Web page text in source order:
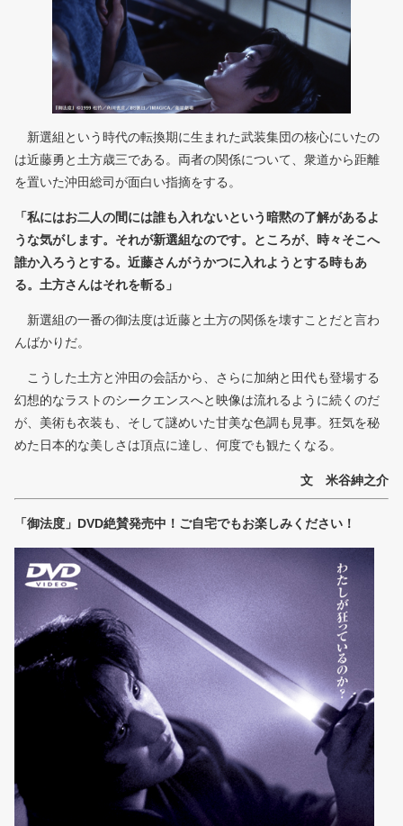
新選組という時代の転換期に生まれた武装集団の核心にいたの
は近藤勇と土方歳三である。両者の関係について、衆道から距離
を置いた沖田総司が面白い指摘をする。
「私にはお二人の間には誰も入れないという暗黙の了解があるよ
うな気がします。それが新選組なのです。ところが、時々そこへ
誰か入ろうとする。近藤さんがうかつに入れようとする時もあ
る。土方さんはそれを斬る」
新選組の一番の御法度は近藤と土方の関係を壊すことだと言わ
んばかりだ。
こうした土方と沖田の会話から、さらに加納と田代も登場する
幻想的なラストのシークエンスへと映像は流れるように続くのだ
が、美術も衣装も、そして謎めいた甘美な色調も見事。狂気を秘
めた日本的な美しさは頂点に達し、何度でも観たくなる。
文 米谷紳之介
「御法度」DVD絶賛発売中！ご自宅でもお楽しみください！